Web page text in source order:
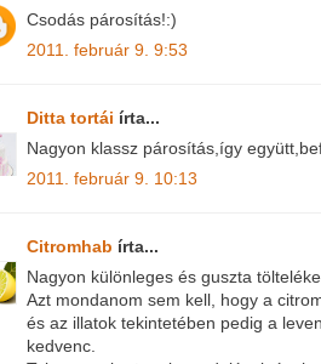
Csodás párosítás!:)
2011. február 9. 9:53
Ditta tortái írta...
Nagyon klassz párosítás,így
2011. február 9. 10:13
Citromhab írta...
Nagyon különleges és guszta
Azt mondanom sem kell, hogy a
és az illatok tekintetében pedig a
kedvenc.